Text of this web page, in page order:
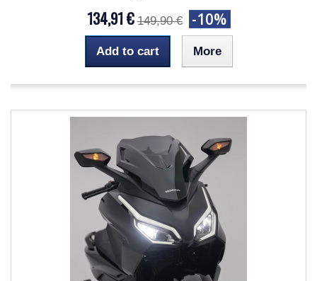
134,91 € 149,90 € -10%
Add to cart More